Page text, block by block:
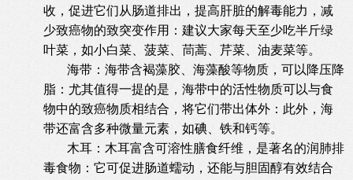
收，促进它们从肠道排出，提高肝脏的解毒能力，减
少致癌物的致突变作用：建议大家每天至少吃半斤绿
叶菜，如小白菜、菠菜、茼蒿、芹菜、油麦菜等。
海带：海带含褐藻胶、海藻酸等物质，可以降压降
脂：尤其值得一提的是，海带中的活性物质可以与食
物中的致癌物质相结合，将它们带出体外：此外，海
带还富含多种微量元素，如碘、铁和钙等。
木耳：木耳富含可溶性膳食纤维，是著名的润肺排
毒食物：它可促进肠道蠕动，还能与胆固醇有效结合